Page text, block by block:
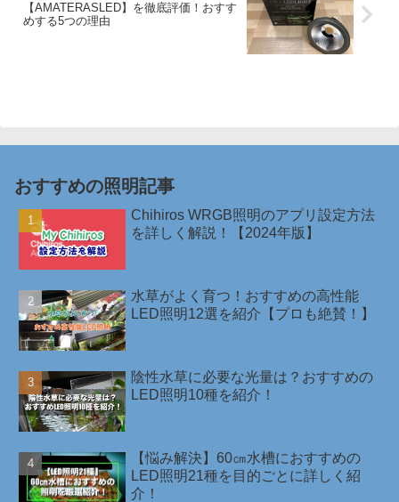
【AMATERASLED】を徹底評価！おすす
めする5つの理由
おすすめの照明記事
Chihiros WRGB照明のアプリ設定方法
を詳しく解説！【2024年版】
水草がよく育つ！おすすめの高性能
LED照明12選を紹介【プロも絶賛！】
陰性水草に必要な光量は？おすすめの
LED照明10種を紹介！￼
【悩み解決】60㎝水槽におすすめの
LED照明21種を目的ごとに詳しく紹
介！